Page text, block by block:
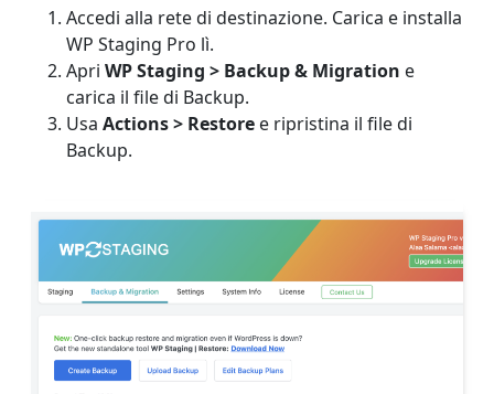
Accedi alla rete di destinazione. Carica e installa
WP Staging Pro lì.
Apri WP Staging > Backup & Migration e
carica il file di Backup.
Usa Actions > Restore e ripristina il file di
Backup.